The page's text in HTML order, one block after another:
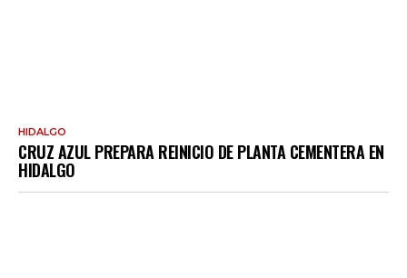
HIDALGO
CRUZ AZUL PREPARA REINICIO DE PLANTA CEMENTERA EN
HIDALGO